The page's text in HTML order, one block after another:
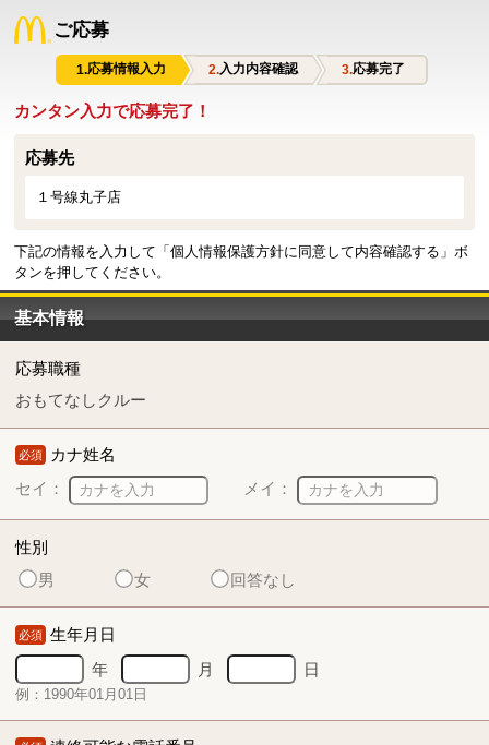
ご応募
応募情報入力 入力内容確認 応募完了
カンタン入力で応募完了！
応募先
１号線丸子店
下記の情報を入力して「個人情報保護方針に同意して内容確認する」ボ
タンを押してください。
基本情報
応募職種
おもてなしクルー
必須 カナ姓名
セイ：
メイ：
性別
男
女 回答なし
必須 生年月日
年
月 日
例：1990年01月01日